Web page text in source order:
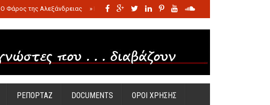
Ο Φάρος της Αλεξάνδρειας » Η σφαγή των νηπίων της Σάντας
ΡΕΠΟΡΤΑΖ DOCUMENTS ΟΡΟΙ ΧΡΗΣΗΣ